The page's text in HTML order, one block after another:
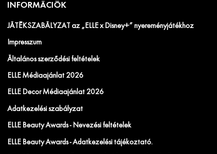
INFORMÁCIÓK
JÁTÉKSZABÁLYZAT az „ELLE x Disney+” nyereményjátékhoz
Impresszum
Általános szerződési feltételek
ELLE Médiaajánlat 2026
ELLE Decor Médiaajánlat 2026
Adatkezelési szabályzat
ELLE Beauty Awards - Nevezési feltételek
ELLE Beauty Awards - Adatkezelési tájékoztató.